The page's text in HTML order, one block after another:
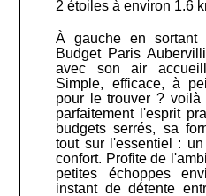
2 étoiles à environ 1.6
À gauche en
Budget Paris
avec son air
Simple, efficace, à
pour le trouver ?
parfaitement l'esprit
budgets serrés, sa
tout sur l'essentiel :
confort. Profite de
petites échoppes
instant de détente